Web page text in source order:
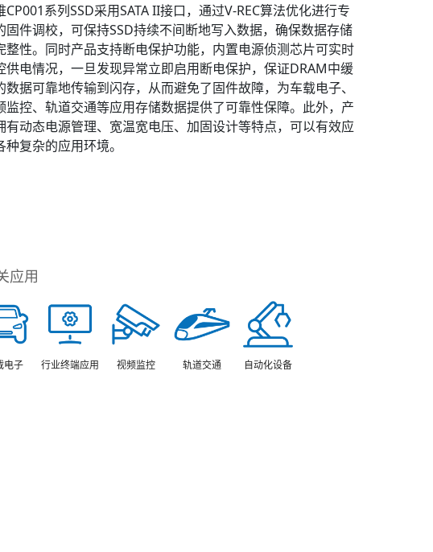
CP001系列SSD采用SATA II接口，通过V-REC算法优化进行专
固件调校，可保持SSD持续不间断地写入数据，确保数据存储
整性。同时产品支持断电保护功能，内置电源侦测芯片可实时
供电情况，一旦发现异常立即启用断电保护，保证DRAM中缓
数据可靠地传输到闪存，从而避免了固件故障，为车载电子、
监控、轨道交通等应用存储数据提供了可靠性保障。此外，产
有动态电源管理、宽温宽电压、加固设计等特点，可以有效应
种复杂的应用环境。
应用
电子 行业终端应用 视频监控 轨道交通 自动化设备